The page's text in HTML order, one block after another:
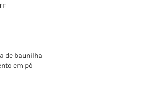
de baunilha
em pó